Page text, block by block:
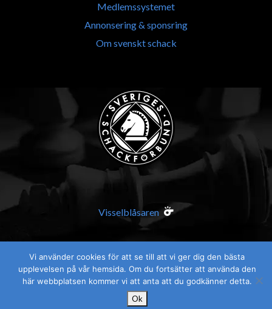
Medlemssystemet
Annonsering & sponsring
Om svenskt schack
Visselblåsaren
Vi använder cookies för att se till att vi ger dig den bästa
upplevelsen på vår hemsida. Om du fortsätter att använda den
här webbplatsen kommer vi att anta att du godkänner detta.
Ok